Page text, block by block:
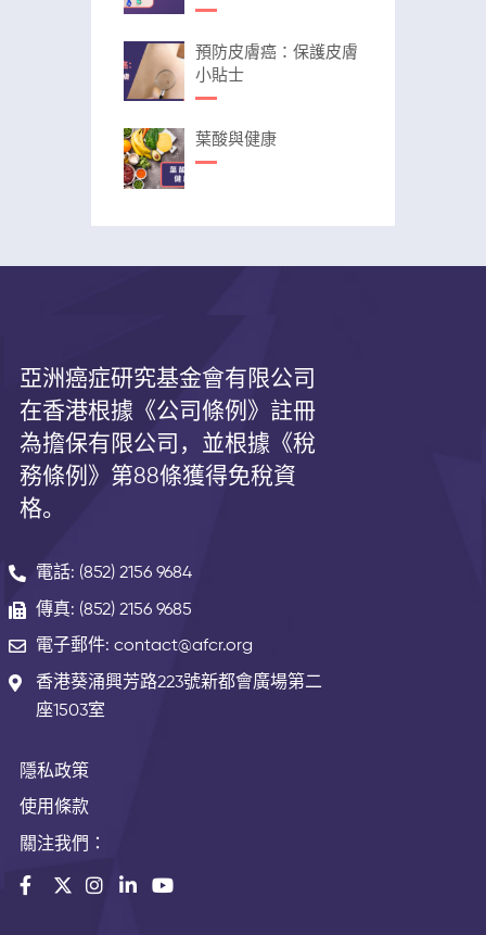
預防皮膚癌：保護皮膚
小貼士
葉酸與健康
亞洲癌症研究基金會有限公司
在香港根據《公司條例》註冊
為擔保有限公司，並根據《稅
務條例》第88條獲得免稅資
格。
電話: (852) 2156 9684
傳真: (852) 2156 9685
電子郵件: contact@afcr.org
香港葵涌興芳路223號新都會廣場第二
座1503室
隱私政策
使用條款
關注我們：